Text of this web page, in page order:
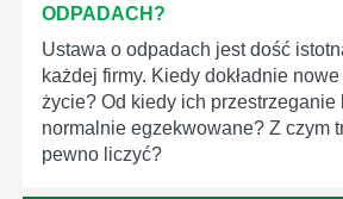
ODPADACH?
Ustawa o odpadach jest dość
każdej firmy. Kiedy dokładnie
życie? Od kiedy ich przestrzeganie
normalnie egzekwowane? Z czym
pewno liczyć?